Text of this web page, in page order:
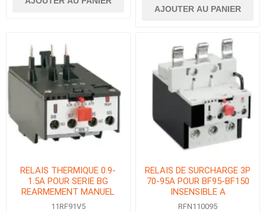
AJOUTER AU PANIER
RELAIS THERMIQUE 0.9-
1.5A POUR SERIE BG
REARMEMENT MANUEL
11RF91V5
RELAIS DE SURCHARGE 3P
70-95A POUR BF95-BF150
INSENSIBLE A
L&#39;ABSENCE DE PHASE
RFN110095